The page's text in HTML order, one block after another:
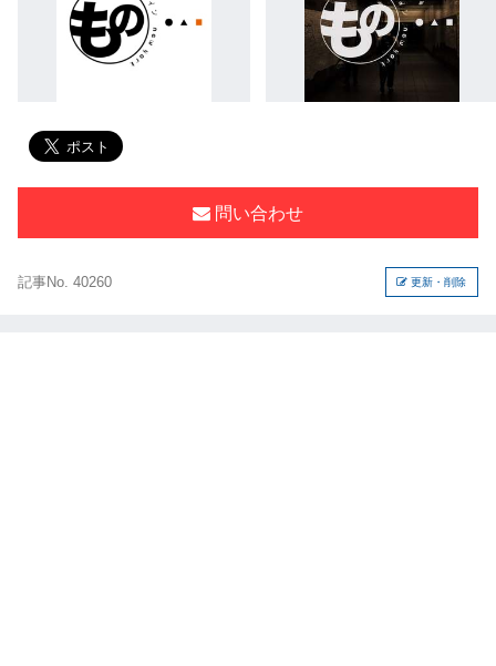
問い合わせ
記事No. 40260 更新・削除